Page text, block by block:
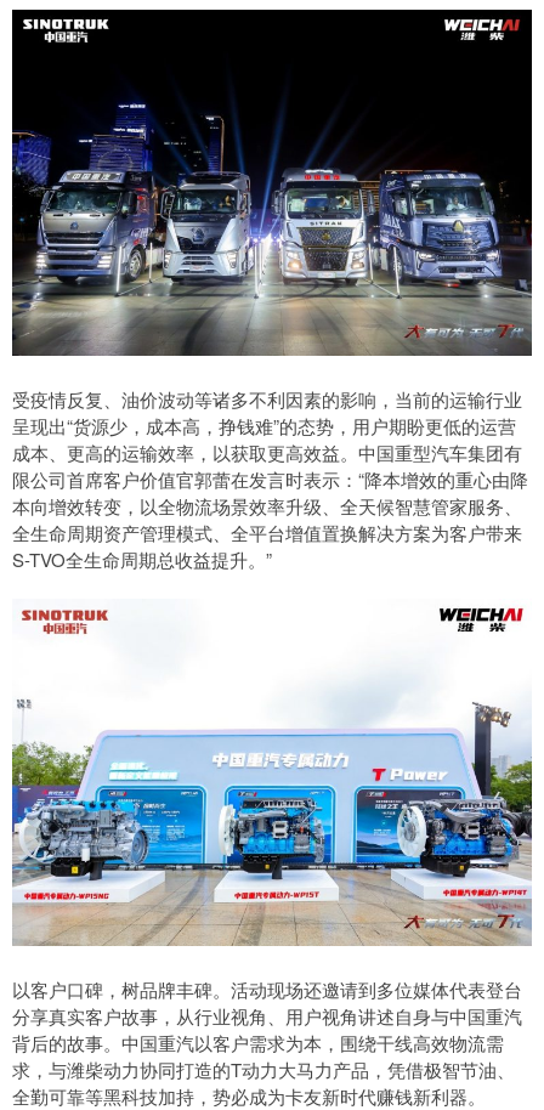
受疫情反复、油价波动等诸多不利因素的影响，当前的运输行业
呈现出“货源少，成本高，挣钱难”的态势，用户期盼更低的运营
成本、更高的运输效率，以获取更高效益。中国重型汽车集团有
限公司首席客户价值官郭蕾在发言时表示：“降本增效的重心由降
本向增效转变，以全物流场景效率升级、全天候智慧管家服务、
全生命周期资产管理模式、全平台增值置换解决方案为客户带来
S-TVO全生命周期总收益提升。”
以客户口碑，树品牌丰碑。活动现场还邀请到多位媒体代表登台
分享真实客户故事，从行业视角、用户视角讲述自身与中国重汽
背后的故事。中国重汽以客户需求为本，围绕干线高效物流需
求，与潍柴动力协同打造的T动力大马力产品，凭借极智节油、
全勤可靠等黑科技加持，势必成为卡友新时代赚钱新利器。